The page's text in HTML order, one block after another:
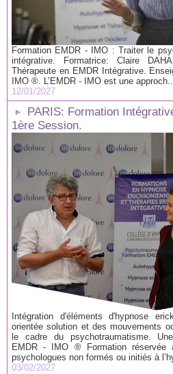
Formation EMDR - IMO : Traiter le
intégrative. Formatrice: Claire
Thérapeute en EMDR Intégrative.
IMO ®. L’EMDR - IMO est une approch...
12/01/2027
PARIS: Formation
1ère Session.
Intégration d'éléments d'hypnose
orientée solution et des mouvements
le cadre du psychotraumatisme.
EMDR - IMO ® Formation réservée
psychologues non formés ou initiés à
03/02/2027